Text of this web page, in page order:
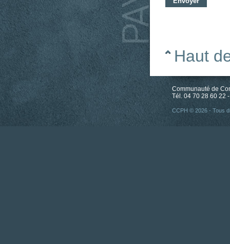
Haut
Communauté de
Tél. 04 70 28 60 22
CCPH © 2026 - Tous